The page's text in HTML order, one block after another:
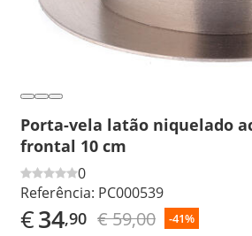
Porta-vela latão niquelado
frontal 10 cm
0
Referência: PC000539
€34,90 € 59,00 -41%